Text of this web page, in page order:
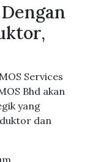
Services
Bhd akan
yang
dan